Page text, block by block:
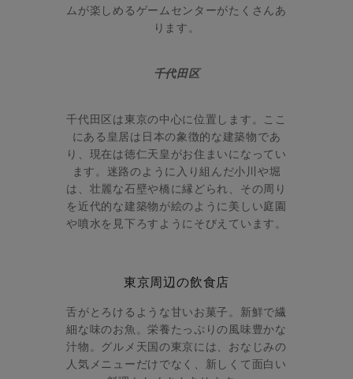
ムが楽しめるゲームセンターがたくさんあ
ります。
千代田区
千代田区は東京の中心に位置します。ここ
にある皇居は日本の象徴的な建築物であ
り、現在は徳仁天皇がお住まいになってい
ます。迷路のように入り組んだ小川や堀
は、壮麗な石壁や橋に縁どられ、その周り
を近代的な建築物が絵のように美しい庭園
や噴水を見下ろすようにそびえています。
東京周辺の飲食店
舌がとろけるような甘いお菓子。新鮮で繊
細な味のお魚。栄養たっぷりの風味豊かな
汁物。グルメ天国の東京には、おなじみの
人気メニューだけでなく、新しくて面白い